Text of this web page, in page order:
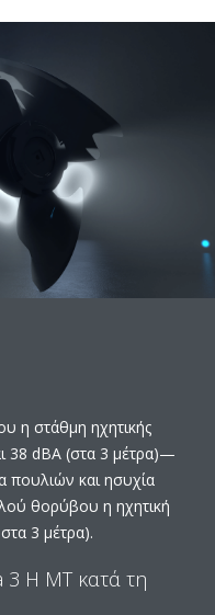
η στάθμη ηχητικής
38 dBA (στα 3 μέτρα)—
πουλιών και ησυχία
θορύβου η ηχητική
3 μέτρα).
H MT κατά τη